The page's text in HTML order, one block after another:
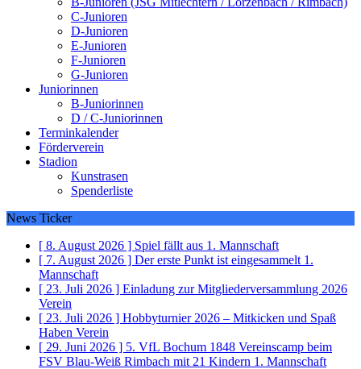
C-Junioren
D-Junioren
E-Junioren
F-Junioren
G-Junioren
Juniorinnen
B-Juniorinnen
D / C-Juniorinnen
Terminkalender
Förderverein
Stadion
Kunstrasen
Spenderliste
News Ticker
[ 8. August 2026 ] Spiel fällt aus 1. Mannschaft
[ 7. August 2026 ] Der erste Punkt ist eingesammelt 1.
Mannschaft
[ 23. Juli 2026 ] Einladung zur Mitgliederversammlung 2026
Verein
[ 23. Juli 2026 ] Hobbyturnier 2026 – Mitkicken und Spaß
Haben Verein
[ 29. Juni 2026 ] 5. VfL Bochum 1848 Vereinscamp beim
FSV Blau-Weiß Rimbach mit 21 Kindern 1. Mannschaft